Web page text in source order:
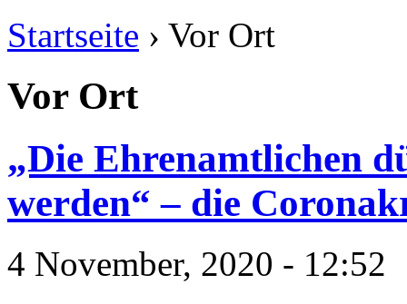
Startseite › Vor Ort
Vor Ort
„Die Ehrenamtlichen
werden“ – die
4 November, 2020 - 12:52